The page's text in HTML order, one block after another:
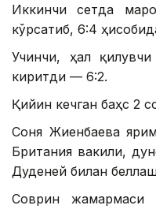
Иккинчи сетда
кўрсатиб, 6:4
Учинчи, ҳал қилувчи
киритди — 6:2.
Қийин кечган баҳс 2
Соня Жиенбаева
Британия вакили,
Дуденей билан
Соврин